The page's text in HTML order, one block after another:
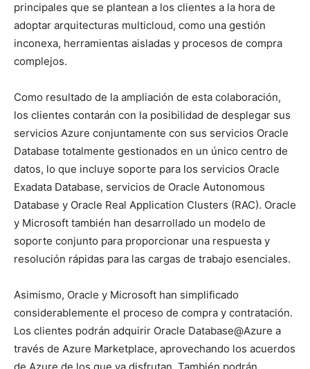
principales que se plantean a los clientes a la hora de
adoptar arquitecturas multicloud, como una gestión
inconexa, herramientas aisladas y procesos de compra
complejos.
Como resultado de la ampliación de esta colaboración,
los clientes contarán con la posibilidad de desplegar sus
servicios Azure conjuntamente con sus servicios Oracle
Database totalmente gestionados en un único centro de
datos, lo que incluye soporte para los servicios Oracle
Exadata Database, servicios de Oracle Autonomous
Database y Oracle Real Application Clusters (RAC). Oracle
y Microsoft también han desarrollado un modelo de
soporte conjunto para proporcionar una respuesta y
resolución rápidas para las cargas de trabajo esenciales.
Asimismo, Oracle y Microsoft han simplificado
considerablemente el proceso de compra y contratación.
Los clientes podrán adquirir Oracle Database@Azure a
través de Azure Marketplace, aprovechando los acuerdos